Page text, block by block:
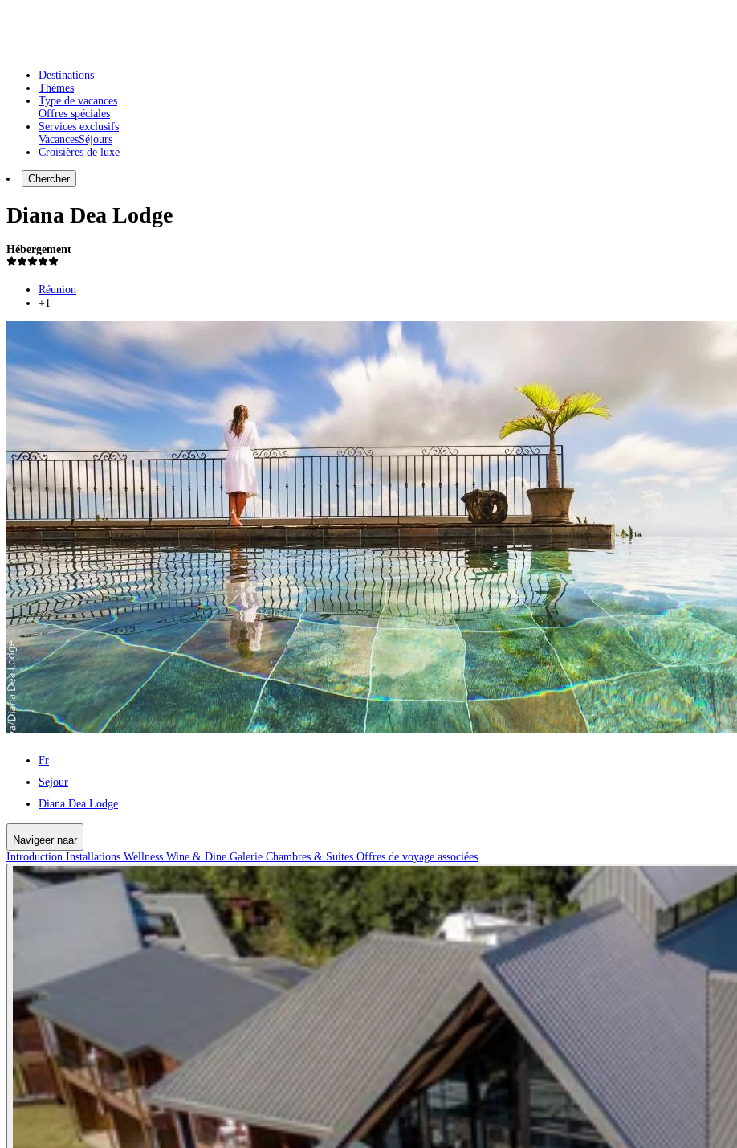
Destinations
Thèmes
Type de vacances
Offres spéciales
Services exclusifs
VacancesSéjours
Croisières de luxe
Chercher
Diana Dea Lodge
Hébergement
Réunion
+1
Fr
Sejour
Diana Dea Lodge
Navigeer naar
Introduction Installations Wellness Wine & Dine Galerie Chambres & Suites Offres de voyage associées